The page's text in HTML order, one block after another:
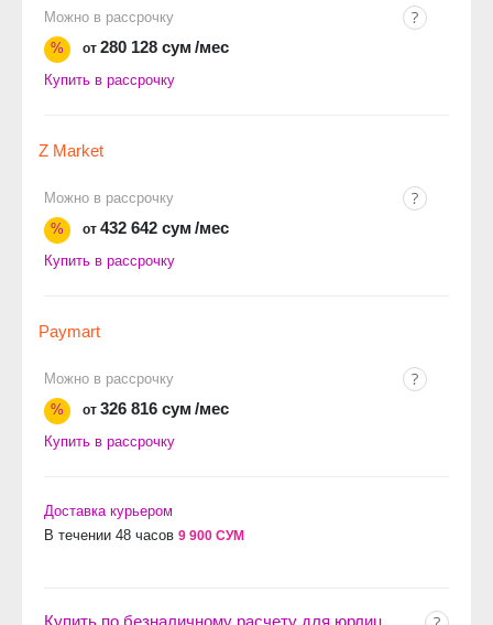
Можно в рассрочку
%
от 280 128 сум /мес
Купить в рассрочку
Z Market
Можно в рассрочку
%
от 432 642 сум /мес
Купить в рассрочку
Paymart
Можно в рассрочку
%
от 326 816 сум /мес
Купить в рассрочку
Доставка курьером
В течении 48 часов 9 900 СУМ
Купить по безналичному расчету для юрлиц